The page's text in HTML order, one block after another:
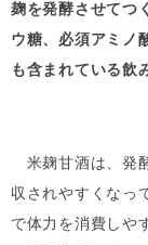
麹を発酵させてつ
ウ糖、必須アミノ
も含まれている飲
米麹甘酒は、発
収されやすくなっ
で体力を消費しや